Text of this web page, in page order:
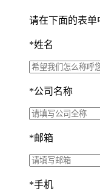
请在下面的表单
*姓名
*公司名称
*邮箱
*手机